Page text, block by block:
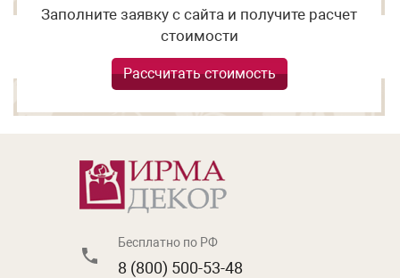
Заполните заявку с сайта и получите расчет
стоимости
Рассчитать стоимость
Бесплатно по РФ
8 (800) 500-53-48